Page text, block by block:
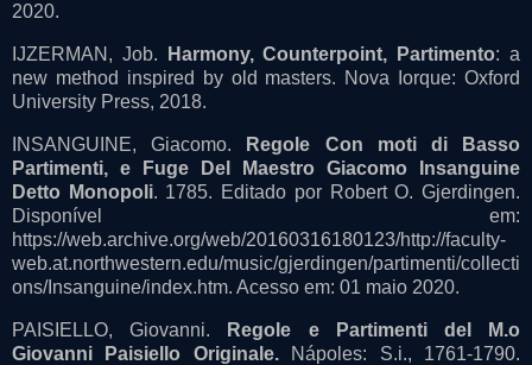
2020.
IJZERMAN, Job. Harmony, Counterpoint, Partimento: a
new method inspired by old masters. Nova Iorque: Oxford
University Press, 2018.
INSANGUINE, Giacomo.
Regole Con moti di Basso
Partimenti, e Fuge Del Maestro Giacomo Insanguine
Detto Monopoli. 1785. Editado por Robert O. Gjerdingen.
Disponível em:
https://web.archive.org/web/20160316180123/http://faculty-
web.at.northwestern.edu/music/gjerdingen/partimenti/collecti
ons/Insanguine/index.htm. Acesso em: 01 maio 2020.
PAISIELLO, Giovanni.
Regole e Partimenti del M.o
Giovanni Paisiello Originale.Nápoles: S.i., 1761-1790.